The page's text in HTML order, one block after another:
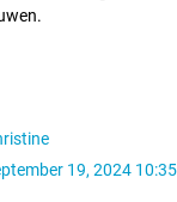
klitten of
kamt van
zonder opzetkam.
19, 2024 10:35